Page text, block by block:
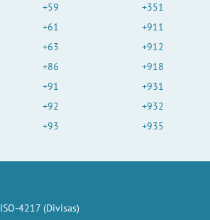
+59
+61
+63
+86
+91
+92
+93
+351
+911
+912
+918
+931
+932
+935
ISO-4217 (Divisas)